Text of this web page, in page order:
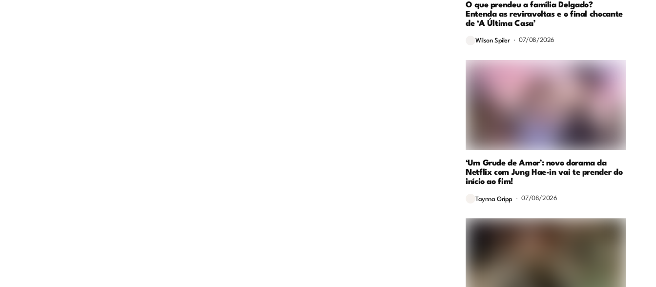
O que prendeu a família Delgado?
Entenda as reviravoltas e o final chocante
de ‘A Última Casa’
Wilson Spiler 07/08/2026
‘Um Grude de Amor’: novo dorama da
Netflix com Jung Hae-in vai te prender do
início ao fim!
Taynna Gripp 07/08/2026